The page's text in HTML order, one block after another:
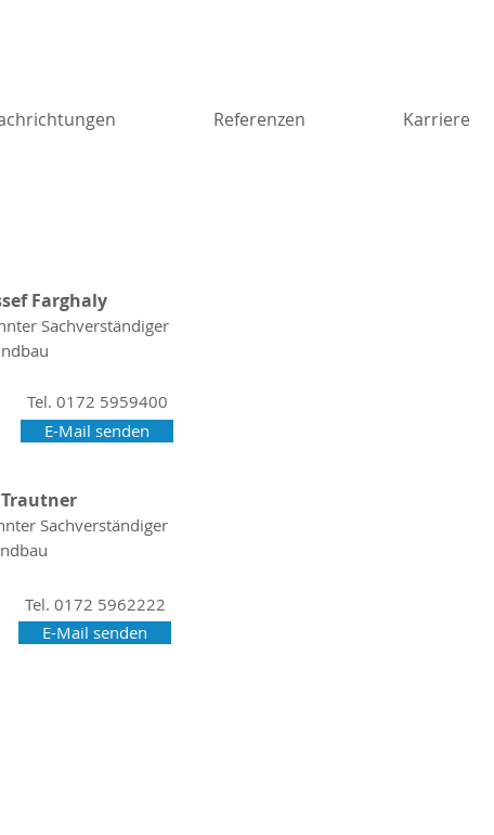
Referenzen Karriere
Farghaly
Sachverständiger
Tel. 0172 5959400
E-Mail senden
Sachverständiger
Tel. 0172 5962222
E-Mail senden